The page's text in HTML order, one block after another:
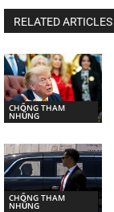
RELATED ARTICLES
CHỐNG THAM
NHŨNG
CHỐNG THAM
NHŨNG